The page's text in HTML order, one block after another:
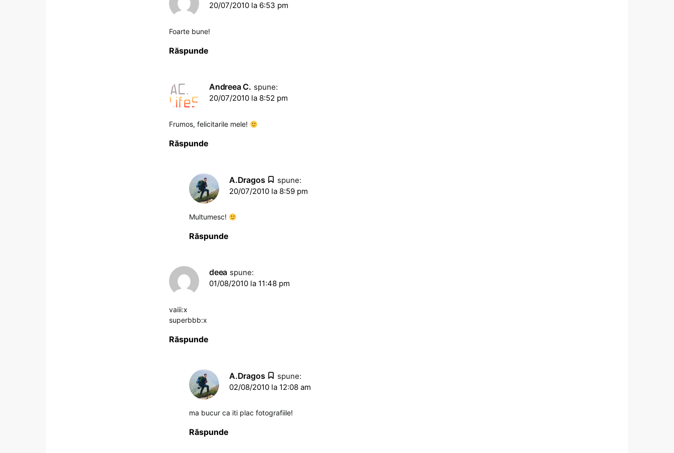
20/07/2010 la 6:53 pm
Foarte bune!
Răspunde
Andreea C. spune:
20/07/2010 la 8:52 pm
Frumos, felicitarile mele!
Răspunde
A.Dragos
spune:
20/07/2010 la 8:59 pm
Multumesc!
Răspunde
deea spune:
01/08/2010 la 11:48 pm
vaiii:x
superbbb:x
Răspunde
A.Dragos
spune:
02/08/2010 la 12:08 am
ma bucur ca iti plac fotografiile!
Răspunde